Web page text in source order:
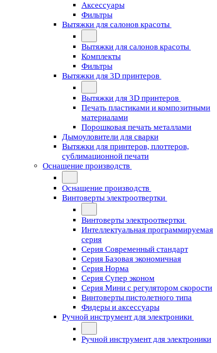
Аксессуары
Фильтры
Вытяжки для салонов красоты
Вытяжки для салонов красоты
Комплекты
Фильтры
Вытяжки для 3D принтеров
Вытяжки для 3D принтеров
Печать пластиками и композитными
материалами
Порошковая печать металлами
Дымоуловители для сварки
Вытяжки для принтеров, плоттеров,
сублимационной печати
Оснащение производств
Оснащение производств
Винтоверты электроотвертки
Винтоверты электроотвертки
Интеллектуальная программируемая
серия
Серия Современный стандарт
Серия Базовая экономичная
Серия Норма
Серия Cупер эконом
Серия Мини с регулятором скорости
Винтоверты пистолетного типа
Фидеры и аксессуары
Ручной инструмент для электроники
Ручной инструмент для электроники